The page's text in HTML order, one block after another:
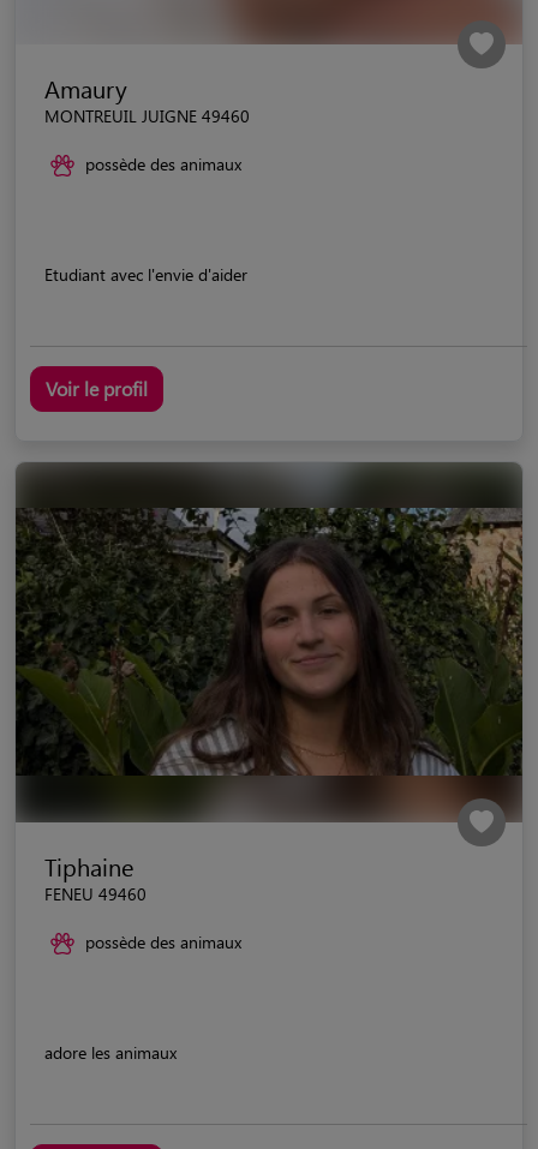
Amaury
MONTREUIL JUIGNE 49460
possède des animaux
Etudiant avec l'envie d'aider
Voir le profil
Tiphaine
FENEU 49460
possède des animaux
adore les animaux